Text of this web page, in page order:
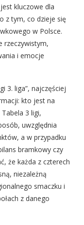
kluczowe dla
z tym, co dzieje się
w Polsce.
rzeczywistym,
i emocje
3. liga”, najczęściej
kto jest na
3 ligi,
uwzględnia
a w przypadku
bramkowy czy
że każda z czterech
niezależną
smaczku i
z danego